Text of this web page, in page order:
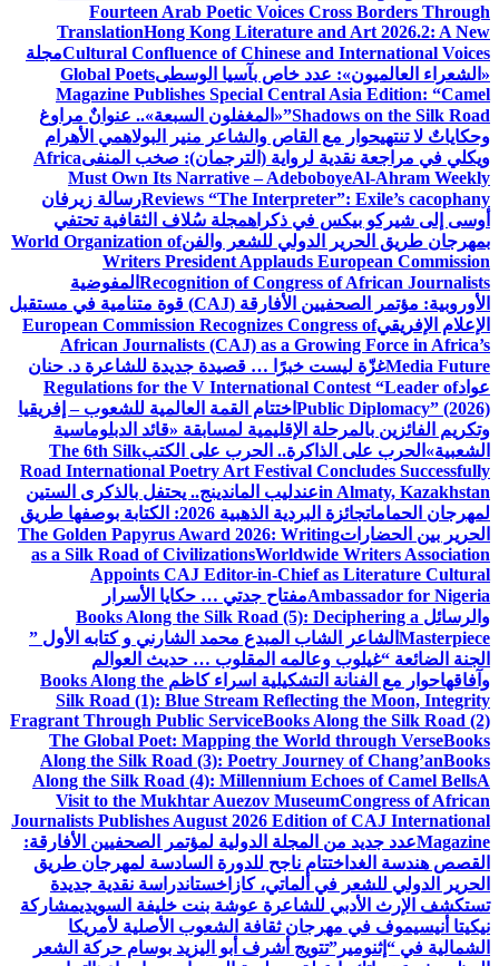
Fourteen Arab Poetic Voices Cross Borders Through
TranslationHong Kong Literature and Art 2026.2: A New
Cultural Confluence of Chinese and International Voicesمجلة
«الشعراء العالميون»: عدد خاص بآسيا الوسطىGlobal Poets
Magazine Publishes Special Central Asia Edition: “Camel
Shadows on the Silk Road” «المغفلون السبعة».. عنوانٌ مراوغ
وحكاياتٌ لا تنتهيحوار مع القاص والشاعر منير البولاهمي الأهرام
ويكلي في مراجعة نقدية لرواية (الترجمان): صخب المنفىAfrica
Must Own Its Narrative – AdeboboyeAl-Ahram Weekly
Reviews “The Interpreter”: Exile’s cacophanyرسالة زيرفان
أوسى إلى شيركو بيكس في ذكراهمجلة سُلاف الثقافية تحتفي
بمهرجان طريق الحرير الدولي للشعر والفنWorld Organization of
Writers President Applauds European Commission
Recognition of Congress of African Journalists المفوضية
الأوروبية: مؤتمر الصحفيين الأفارقة (CAJ) قوة متنامية في مستقبل
الإعلام الإفريقيEuropean Commission Recognizes Congress of
African Journalists (CAJ) as a Growing Force in Africa’s
Media Futureغزّة ليست خبرًا … قصيدة جديدة للشاعرة د. حنان
عوادRegulations for the V International Contest “Leader of
Public Diplomacy” (2026) اختتام القمة العالمية للشعوب – إفريقيا
وتكريم الفائزين بالمرحلة الإقليمية لمسابقة «قائد الدبلوماسية
الشعبية» الحرب على الذاكرة.. الحرب على الكتبThe 6th Silk
Road International Poetry Art Festival Concludes Successfully
in Almaty, Kazakhstanعندليب الماندينج.. يحتفل بالذكرى الستين
لمهرجان الحمامات
جائزة البردية الذهبية 2026: الكتابة بوصفها طريق
الحرير بين الحضاراتThe Golden Papyrus Award 2026: Writing
as a Silk Road of CivilizationsWorldwide Writers Association
Appoints CAJ Editor-in-Chief as Literature Cultural
Ambassador for Nigeriaمفتاح جدتي … حكايا الأسرار
والرسائل Books Along the Silk Road (5): Deciphering a
Masterpiece الشاعر الشاب المبدع محمد الشارني و كتابه الأول ”
الجنة الضائعة “غيلوب وعالمه المقلوب … حديث العوالم
وآفاقهاحوار مع الفنانة التشكيلية اسراء كاظم Books Along the
Silk Road (1): Blue Stream Reflecting the Moon, Integrity
Fragrant Through Public ServiceBooks Along the Silk Road (2)
The Global Poet: Mapping the World through VerseBooks
Along the Silk Road (3): Poetry Journey of Chang’anBooks
Along the Silk Road (4): Millennium Echoes of Camel BellsA
Visit to the Mukhtar Auezov MuseumCongress of African
Journalists Publishes August 2026 Edition of CAJ International
Magazineعدد جديد من المجلة الدولية لمؤتمر الصحفيين الأفارقة:
القصص هندسة الغد اختتام ناجح للدورة السادسة لمهرجان طريق
الحرير الدولي للشعر في ألماتي، كازاخستاندراسة نقدية جديدة
تستكشف الإرث الأدبي للشاعرة عوشة بنت خليفة السويديمشاركة
نيكيتا أنيسيموف في مهرجان ثقافة الشعوب الأصلية لأمريكا
الشمالية في “إثنومير”تتويج أشرف أبو اليزيد بوسام حركة الشعر